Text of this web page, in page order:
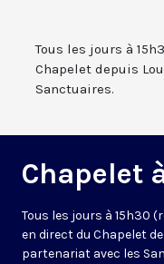
Tous les jours à
Chapelet depuis
Sanctuaires.
Chapelet
Tous les jours à 15h30
en direct du Chapelet
partenariat avec les